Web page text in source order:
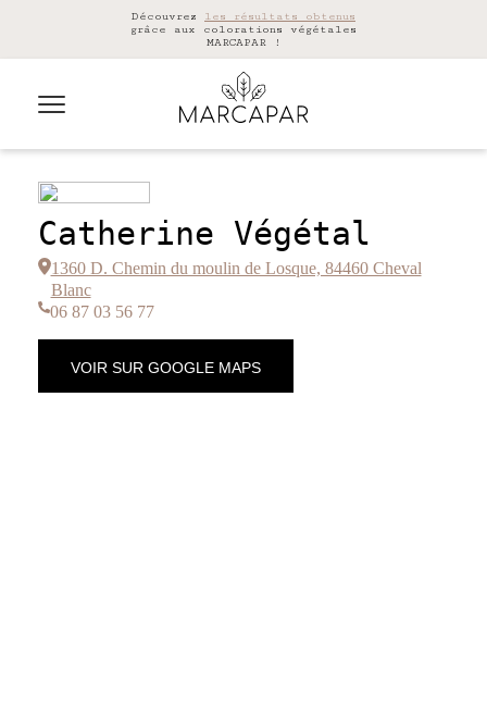
Découvrez les résultats obtenus
grâce aux colorations végétales
MARCAPAR !
Catherine Végétal
1360 D. Chemin du moulin de Losque, 84460 Cheval
Blanc
06 87 03 56 77
VOIR SUR GOOGLE MAPS